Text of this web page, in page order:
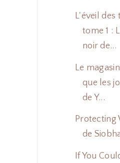
L'éveil des
tome 1 :
noir de...
Le
que les
de Y...
Protecting
de
If You